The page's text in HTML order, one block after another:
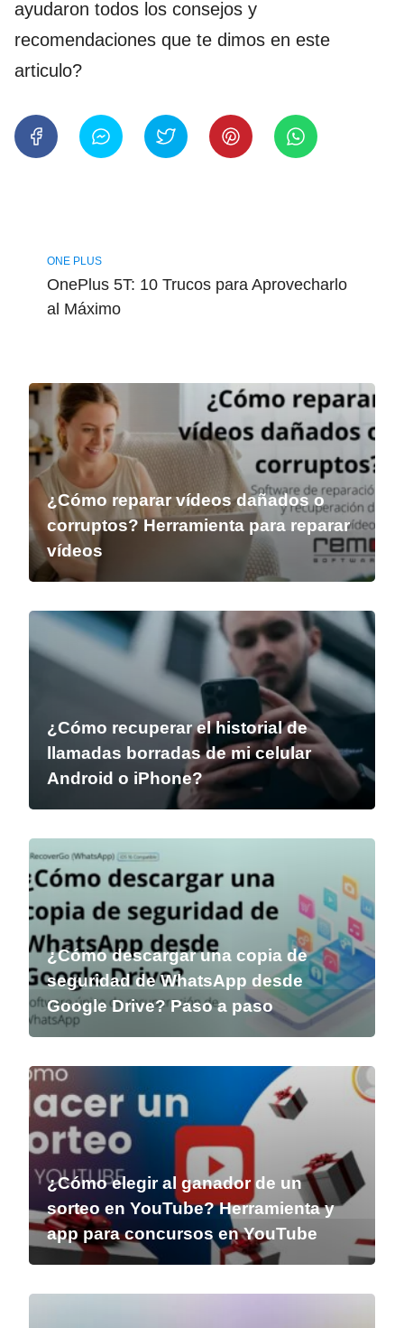
ayudaron todos los consejos y
recomendaciones que te dimos en este
articulo?
ONE PLUS
OnePlus 5T: 10 Trucos para Aprovecharlo
al Máximo
¿Cómo reparar vídeos dañados o
corruptos? Herramienta para reparar
vídeos
¿Cómo recuperar el historial de
llamadas borradas de mi celular
Android o iPhone?
¿Cómo descargar una copia de
seguridad de WhatsApp desde
Google Drive? Paso a paso
¿Cómo elegir al ganador de un
sorteo en YouTube? Herramienta y
app para concursos en YouTube